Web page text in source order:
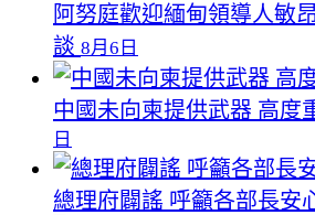
阿努庭歡迎緬甸領導人敏
談 8月6日
中國未向柬提供武器 高度
日
總理府闢謠 呼籲各部長安